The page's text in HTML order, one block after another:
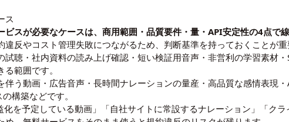
ス
スが必要なケースは、商用範囲・品質要件・量・API安定性の4点で線
反やコスト管理失敗につながるため、判断基準を持っておくことが重
聴・社内資料の読み上げ確認・短い検証用音声・非営利の学習素材
範囲です。
う動画・広告音声・長時間ナレーションの量産・高品質な感情表現
構築などです。
を予定している動画」「自社サイトに常設するナレーション」「ク